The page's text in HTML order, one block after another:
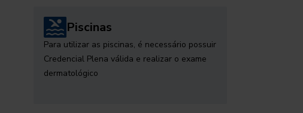
Piscinas
Para utilizar as piscinas, é necessário possuir
Credencial Plena válida e realizar o exame
dermatológico